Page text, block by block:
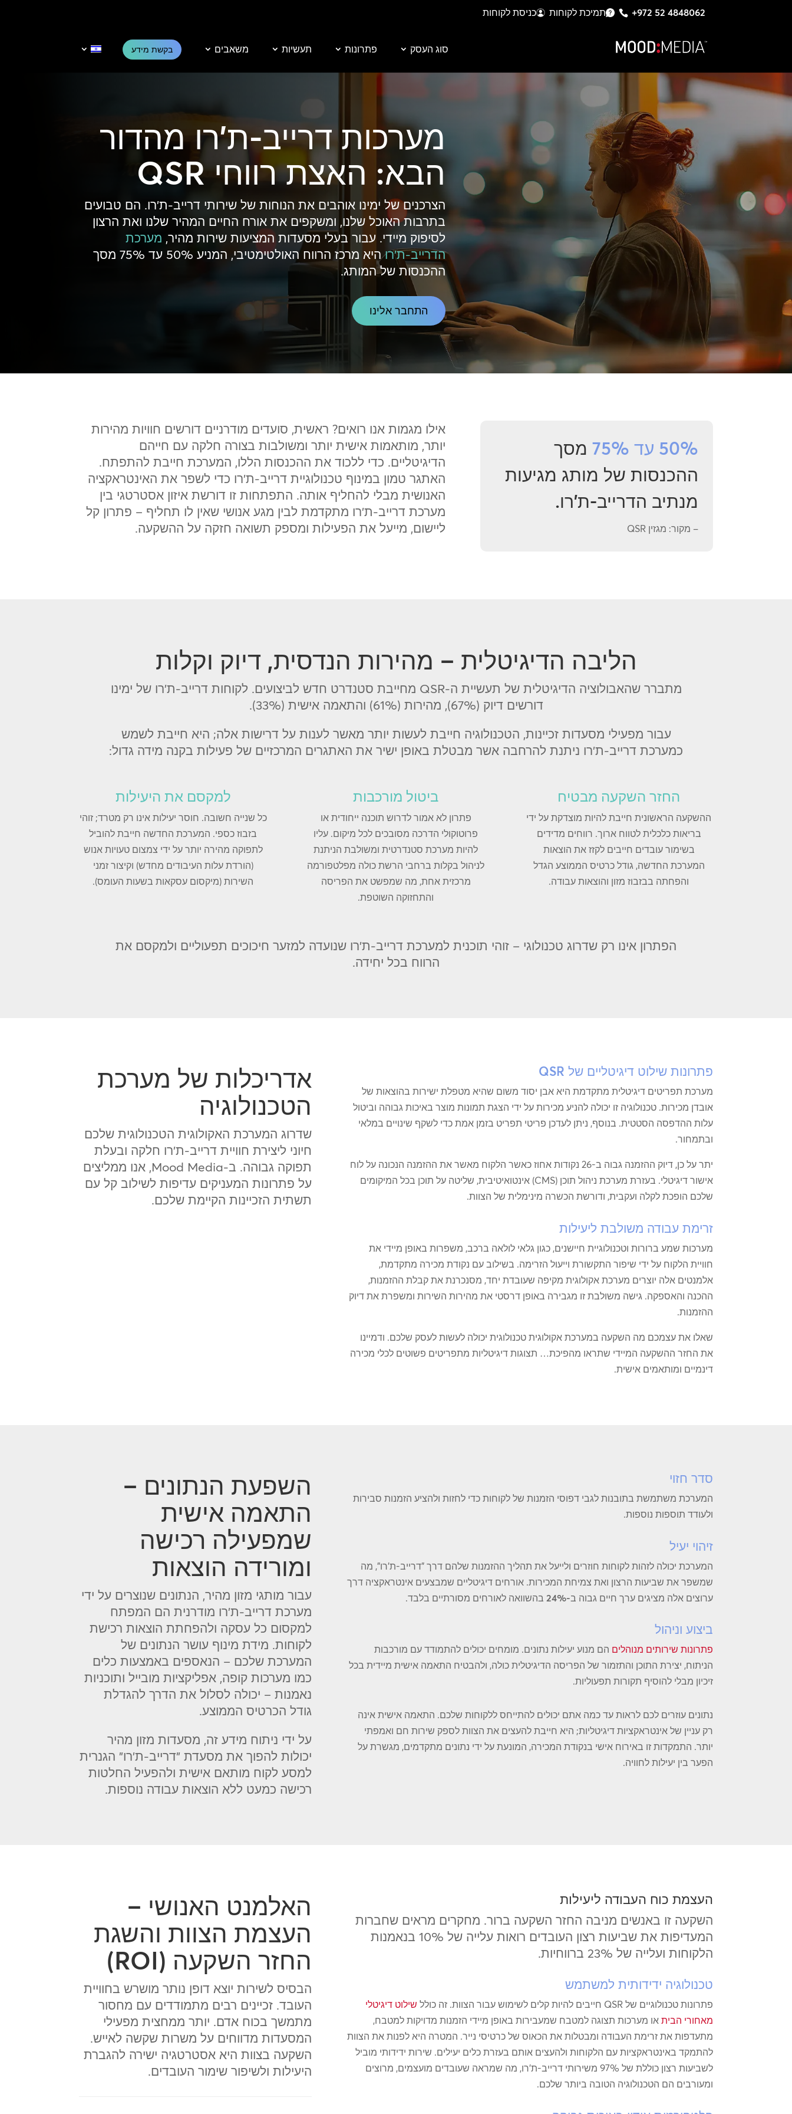
+972 52 4848062 תמיכת לקוחות כניסת לקוחות
סוג העסק פתרונות תעשיות משאבים בקשת מידע
מערכות דרייב-ת'רו מהדור
הבא: האצת רווחי QSR
הצרכנים של ימינו אוהבים את הנוחות של שירותי דרייב-ת'רו. הם טבועים
בתרבות האוכל שלנו, ומשקפים את אורח החיים המהיר שלנו ואת הרצון
לסיפוק מיידי. עבור בעלי מסעדות המציעות שירות מהיר, מערכת
הדרייב-ת'רו
היא מרכז הרווח האולטימטיבי, המניע 50% עד 75% מסך
ההכנסות של המותג.
התחבר אלינו
אילו מגמות אנו רואים? ראשית, סועדים מודרניים דורשים חוויות מהירות
יותר, מותאמות אישית יותר ומשולבות בצורה חלקה עם חייהם
הדיגיטליים. כדי ללכוד את ההכנסות הללו, המערכת חייבת להתפתח.
האתגר טמון במינוף טכנולוגיית דרייב-ת'רו כדי לשפר את האינטראקציה
האנושית מבלי להחליף אותה. התפתחות זו דורשת איזון אסטרטגי בין
מערכת דרייב-ת'רו מתקדמת לבין מגע אנושי שאין לו תחליף – פתרון קל
ליישום, מייעל את הפעילות ומספק תשואה חזקה על ההשקעה.
50% עד 75%
מסך
ההכנסות של מותג מגיעות
מנתיב הדרייב-ת'רו.
– מקור: מגזין QSR
הליבה הדיגיטלית – מהירות הנדסית, דיוק וקלות
מתברר שהאבולוציה הדיגיטלית של תעשיית ה-QSR מחייבת סטנדרט חדש לביצועים. לקוחות דרייב-ת'רו של ימינו
דורשים דיוק (67%), מהירות (61%) והתאמה אישית (33%).
עבור מפעילי מסעדות זכיינות, הטכנולוגיה חייבת לעשות יותר מאשר לענות על דרישות אלה; היא חייבת לשמש
כמערכת דרייב-ת'רו ניתנת להרחבה אשר מבטלת באופן ישיר את האתגרים המרכזיים של פעילות בקנה מידה גדול:
למקסם את היעילות
כל שנייה חשובה. חוסר יעילות אינו רק מטרד; זוהי
בזבוז כספי. המערכת החדשה חייבת להוביל
לתפוקה מהירה יותר על ידי צמצום טעויות אנוש
(הורדת עלות העיבודים מחדש) וקיצור זמני
השירות (מיקסום עסקאות בשעות העומס).
ביטול מורכבות
פתרון לא אמור לדרוש תוכנה ייחודית או
פרוטוקולי הדרכה מסובכים לכל מיקום. עליו
להיות מערכת סטנדרטית ומשולבת הניתנת
לניהול בקלות ברחבי הרשת כולה מפלטפורמה
מרכזית אחת, מה שמפשט את הפריסה
והתחזוקה השוטפת.
החזר השקעה מבטיח
ההשקעה הראשונית חייבת להיות מוצדקת על ידי
בריאות כלכלית לטווח ארוך. רווחים מדידים
בשימור עובדים חייבים לקזז את הוצאות
המערכת החדשה, גודל כרטיס הממוצע הגדל
והפחתה בבזבוז מזון והוצאות עבודה.
הפתרון אינו רק שדרוג טכנולוגי – זוהי תוכנית למערכת דרייב-ת'רו שנועדה למזער חיכוכים תפעוליים ולמקסם את
הרווח בכל יחידה.
אדריכלות של מערכת
הטכנולוגיה
שדרוג המערכת האקולוגית הטכנולוגית שלכם
חיוני ליצירת חוויית דרייב-ת'רו חלקה ובעלת
תפוקה גבוהה. ב-Mood Media, אנו ממליצים
על פתרונות המעניקים עדיפות לשילוב קל עם
תשתית הזכיינות הקיימת שלכם.
פתרונות שילוט דיגיטליים של QSR
מערכת תפריטים דיגיטלית מתקדמת היא אבן יסוד משום שהיא מטפלת ישירות בהוצאות של
אובדן מכירות. טכנולוגיה זו יכולה להניע מכירות על ידי הצגת תמונות מוצר באיכות גבוהה וביטול
עלות ההדפסה הסטטית. בנוסף, ניתן לעדכן פריטי תפריט בזמן אמת כדי לשקף שינויים במלאי
ובתמחור.
יתר על כן, דיוק ההזמנה גבוה ב-26 נקודות אחוז כאשר הלקוח מאשר את ההזמנה הנכונה על לוח
אישור דיגיטלי. בעזרת מערכת ניהול תוכן (CMS) אינטואיטיבית, שליטה על תוכן בכל המיקומים
שלכם הופכת לקלה ועקבית, ודורשת הכשרה מינימלית של הצוות.
זרימת עבודה משולבת ליעילות
מערכות שמע ברורות וטכנולוגיית חיישנים, כגון גלאי לולאה ברכב, משפרות באופן מיידי את
חוויית הלקוח על ידי שיפור התקשורת וייעול הזרימה. בשילוב עם נקודת מכירה מתקדמת,
אלמנטים אלה יוצרים מערכת אקולוגית מקיפה שעובדת יחד, מסנכרנת את קבלת ההזמנות,
ההכנה והאספקה. גישה משולבת זו מגבירה באופן דרסטי את מהירות השירות ומשפרת את דיוק
ההזמנות.
שאלו את עצמכם מה השקעה במערכת אקולוגית טכנולוגית יכולה לעשות לעסק שלכם. ודמיינו
את החזר ההשקעה המיידי שתראו מהפיכת… תצוגות דיגיטליות מתפריטים פשוטים לכלי מכירה
דינמיים ומותאמים אישית.
השפעת הנתונים –
התאמה אישית
שמפעילה רכישה
ומורידה הוצאות
עבור מותגי מזון מהיר, הנתונים שנוצרים על ידי
מערכת דרייב-ת'רו מודרנית הם המפתח
למקסום כל עסקה ולהפחתת הוצאות רכישת
לקוחות. מידת מינוף עושר הנתונים של
המערכת שלכם – הנאספים באמצעות כלים
כמו מערכות קופה, אפליקציות מובייל ותוכניות
נאמנות – יכולה לסלול את הדרך להגדלת
גודל הכרטיס הממוצע.
על ידי ניתוח מידע זה, מסעדות מזון מהיר
יכולות להפוך את מסעדת "דרייב-ת'רו" הגנרית
למסע לקוח מותאם אישית ולהפעיל החלטות
רכישה כמעט ללא הוצאות עבודה נוספות.
סדר חזוי
המערכת משתמשת בתובנות לגבי דפוסי הזמנות של לקוחות כדי לחזות ולהציע הזמנות סבירות
ולעודד תוספות נוספות.
זיהוי יעיל
המערכת יכולה לזהות לקוחות חוזרים ולייעל את תהליך ההזמנות שלהם דרך "דרייב-ת'רו", מה
שמשפר את שביעות הרצון ואת צמיחת המכירות. אורחים דיגיטליים שמבצעים אינטראקציה דרך
ערוצים אלה מציגיםערך חיים גבוה ב-24% בהשוואה לאורחים מסורתיים בלבד.
ביצוע וניהול
פתרונות שירותים מנוהלים הם מנוע יעילות נתונים. מומחים יכולים להתמודד עם מורכבות
הניתוח, יצירת התוכן והתזמור של הפריסה הדיגיטלית כולה, ולהבטיח התאמה אישית מיידית בכל
זיכיון מבלי להוסיף תקורות תפעוליות.
נתונים עוזרים לכם לראות עד כמה אתם יכולים להתייחס ללקוחות שלכם. התאמה אישית אינה
רק עניין של אינטראקציות דיגיטליות; היא חייבת להעצים את הצוות לספק שירות חם ואמפתי
יותר. התמקדות זו באירוח אישי בנקודת המכירה, המונעת על ידי נתונים מתקדמים, מגשרת על
הפער בין יעילות לחוויה.
האלמנט האנושי –
העצמת הצוות והשגת
החזר השקעה (ROI)
הבסיס לשירות יוצא דופן נותר מושרש בחוויית
העובד. זכיינים רבים מתמודדים עם מחסור
מתמשך בכוח אדם. יותר ממחצית מפעילי
המסעדות מדווחים על משרות שקשה לאייש.
השקעה בצוות היא אסטרטגיה ישירה להגברת
היעילות ולשיפור שימור העובדים.
העצמת כוח העבודה ליעילות
השקעה זו באנשים מניבה החזר השקעה ברור. מחקרים מראים שחברות
המעדיפות את שביעות רצון העובדים רואות עלייה של 10% בנאמנות
הלקוחות ועלייה של 23% ברווחיות.
טכנולוגיה ידידותית למשתמש
פתרונות טכנולוגיים של QSR חייבים להיות קלים לשימוש עבור הצוות. זה כולל
שילוט דיגיטלי
מאחורי הבית או מערכות תצוגה למטבח שמעבירות באופן מיידי הזמנות מדויקות למטבח,
מתעדפות את זרימת העבודה ומבטלות את הכאוס של כרטיסי נייר. המטרה היא לפנות את הצוות
להתמקד באינטראקציות עם הלקוחות ולהעצים אותם בעזרת כלים יעילים. שירות ידידותי מוביל
לשביעות רצון כוללת של 97% משירותי דרייב-ת'רו, מה שמראה שעובדים מועצמים, מרוצים
ומעורבים הם הטכנולוגיה הטובה ביותר שלכם.